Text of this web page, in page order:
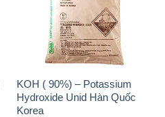
KOH ( 90%) – Potassium
Hydroxide Unid Hàn Quốc
Korea